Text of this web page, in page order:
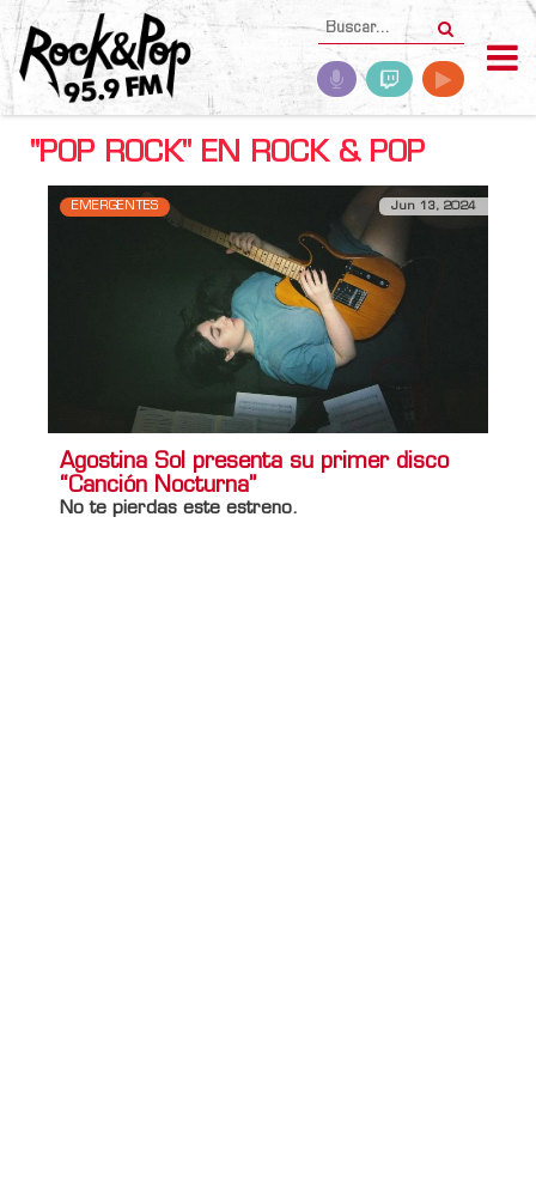
"POP ROCK" EN ROCK & POP
EMERGENTES Jun 13, 2024
Agostina Sol presenta su primer disco
“Canción Nocturna”
No te pierdas este estreno.